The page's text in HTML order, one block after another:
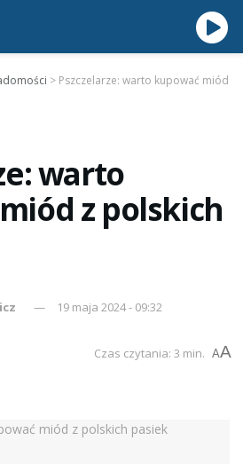
> Pszczelarze: warto kupować miód
warto
z polskich
19 maja 2024 - 09:32
Czas czytania: 3 min. AA